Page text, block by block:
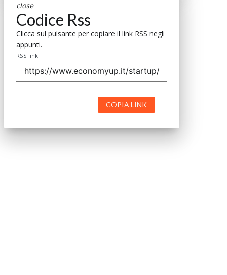
close
Codice Rss
Clicca sul pulsante per copiare il link RSS negli
appunti.
RSS link
COPIA LINK